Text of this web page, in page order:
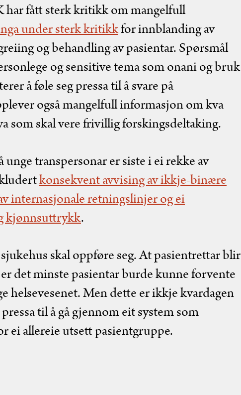
har fått sterk kritikk om mangelfull
under sterk kritikkfor innblanding av
og behandling av pasientar. Spørsmål
og sensitive tema som onani og bruk
å føle seg pressa til å svare på
også mangelfull informasjon om kva
som skal vere frivillig forskingsdeltaking.
transpersonar er siste i ei rekke av
konsekvent avvising av ikkje-binære
internasjonale retningslinjer og ei
kjønnsuttrykk.
skal oppføre seg. At pasientrettar blir
det minste pasientar burde kunne forvente
helsevesenet. Men dette er ikkje kvardagen
til å gå gjennom eit system som
ei allereie utsett pasientgruppe.